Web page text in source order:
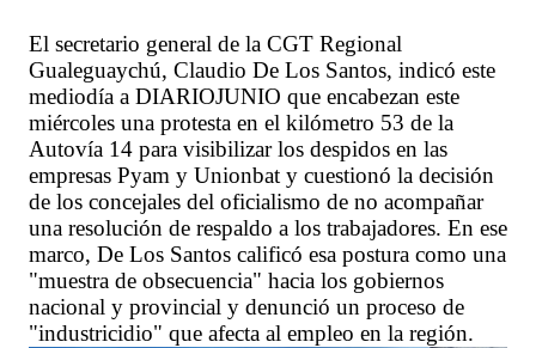
El secretario general de la CGT Regional
Gualeguaychú, Claudio De Los Santos, indicó este
mediodía a DIARIOJUNIO que encabezan este
miércoles una protesta en el kilómetro 53 de la
Autovía 14 para visibilizar los despidos en las
empresas Pyam y Unionbat y cuestionó la decisión
de los concejales del oficialismo de no acompañar
una resolución de respaldo a los trabajadores. En ese
marco, De Los Santos calificó esa postura como una
"muestra de obsecuencia" hacia los gobiernos
nacional y provincial y denunció un proceso de
"industricidio" que afecta al empleo en la región.